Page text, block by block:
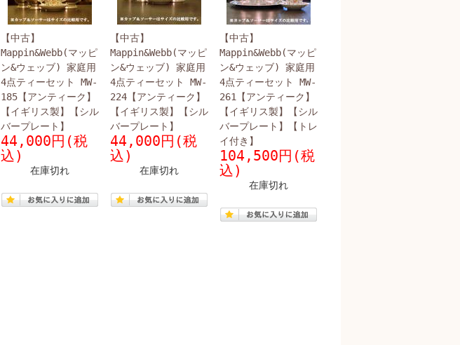
【中古】
Mappin&Webb(マッピ
ン&ウェッブ) 家庭用
4点ティーセット MW-
185【アンティーク】
【イギリス製】【シル
バープレート】
44,000円(税
込)
在庫切れ
【中古】
Mappin&Webb(マッピ
ン&ウェッブ) 家庭用
4点ティーセット MW-
224【アンティーク】
【イギリス製】【シル
バープレート】
44,000円(税
込)
在庫切れ
【中古】
Mappin&Webb(マッピ
ン&ウェッブ) 家庭用
4点ティーセット MW-
261【アンティーク】
【イギリス製】【シル
バープレート】【トレ
イ付き】
104,500円(税
込)
在庫切れ